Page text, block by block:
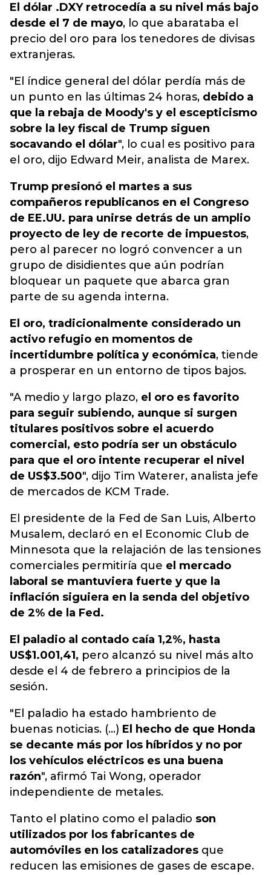
El dólar .DXY retrocedía a su nivel más bajo
desde el 7 de mayo, lo que abarataba el
precio del oro para los tenedores de divisas
extranjeras.
"El índice general del dólar perdía más de
un punto en las últimas 24 horas, debido a
que la rebaja de Moody's y el escepticismo
sobre la ley fiscal de Trump siguen
socavando el dólar", lo cual es positivo para
el oro, dijo Edward Meir, analista de Marex.
Trump presionó el martes a sus
compañeros republicanos en el Congreso
de EE.UU. para unirse detrás de un amplio
proyecto de ley de recorte de impuestos,
pero al parecer no logró convencer a un
grupo de disidientes que aún podrían
bloquear un paquete que abarca gran
parte de su agenda interna.
El oro, tradicionalmente considerado un
activo refugio en momentos de
incertidumbre política y económica, tiende
a prosperar en un entorno de tipos bajos.
"A medio y largo plazo, el oro es favorito
para seguir subiendo, aunque si surgen
titulares positivos sobre el acuerdo
comercial, esto podría ser un obstáculo
para que el oro intente recuperar el nivel
de US$3.500", dijo Tim Waterer, analista jefe
de mercados de KCM Trade.
El presidente de la Fed de San Luis, Alberto
Musalem, declaró en el Economic Club de
Minnesota que la relajación de las tensiones
comerciales permitiría que el mercado
laboral se mantuviera fuerte y que la
inflación siguiera en la senda del objetivo
de 2% de la Fed.
El paladio al contado caía 1,2%, hasta
US$1.001,41, pero alcanzó su nivel más alto
desde el 4 de febrero a principios de la
sesión.
"El paladio ha estado hambriento de
buenas noticias. (...) El hecho de que Honda
se decante más por los híbridos y no por
los vehículos eléctricos es una buena
razón", afirmó Tai Wong, operador
independiente de metales.
Tanto el platino como el paladio son
utilizados por los fabricantes de
automóviles en los catalizadores que
reducen las emisiones de gases de escape.